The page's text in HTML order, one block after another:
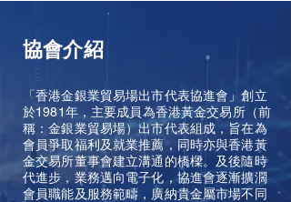
協會介紹
「香港金銀業貿易場出市代表協進會」創立
於1981年，主要成員為香港黃金交易所（前
稱：金銀業貿易場）出市代表組成，旨在為
會員爭取福利及就業推薦，同時亦與香港黃
金交易所董事會建立溝通的橋樑。及後隨時
代進步，業務邁向電子化，協進會逐漸擴濶
會員職能及服務範疇，廣納貴金屬市場不同